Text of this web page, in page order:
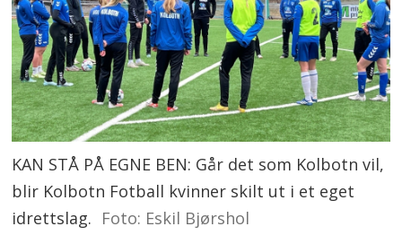
KAN STÅ PÅ EGNE BEN: Går det som Kolbotn vil,
blir Kolbotn Fotball kvinner skilt ut i et eget
idrettslag. Foto: Eskil Bjørshol